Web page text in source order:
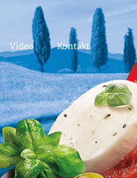
Video Kontakt